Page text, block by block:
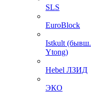
SLS
EuroBlock
Istkult (бывш.
Ytong)
Hebel ЛЗИД
ЭКО